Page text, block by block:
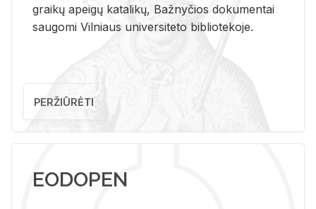
graikų apeigų katalikų, Bažnyčios dokumentai
saugomi Vilniaus universiteto bibliotekoje.
PERŽIŪRĖTI
EODOPEN